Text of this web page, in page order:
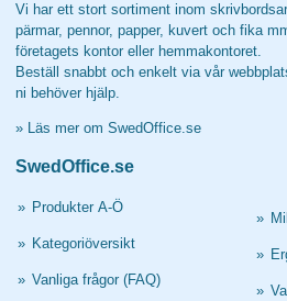
Vi har ett stort sortiment inom
pärmar, pennor, papper, kuvert och fika
företagets kontor eller hemmakontoret.
Beställ snabbt och enkelt via vår
ni behöver hjälp.
» Läs mer om SwedOffice.se
SwedOffice.se
» Produkter A-Ö
» Kategoriöversikt
» Vanliga frågor (FAQ)
»
»
»